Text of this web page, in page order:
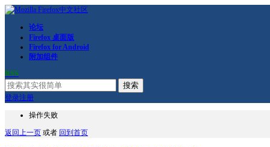
论坛
Firefox 桌面版
Firefox for Android
附加组件
RSS
搜索
登录注册
操作失败
返回上一页 或者 回到首页